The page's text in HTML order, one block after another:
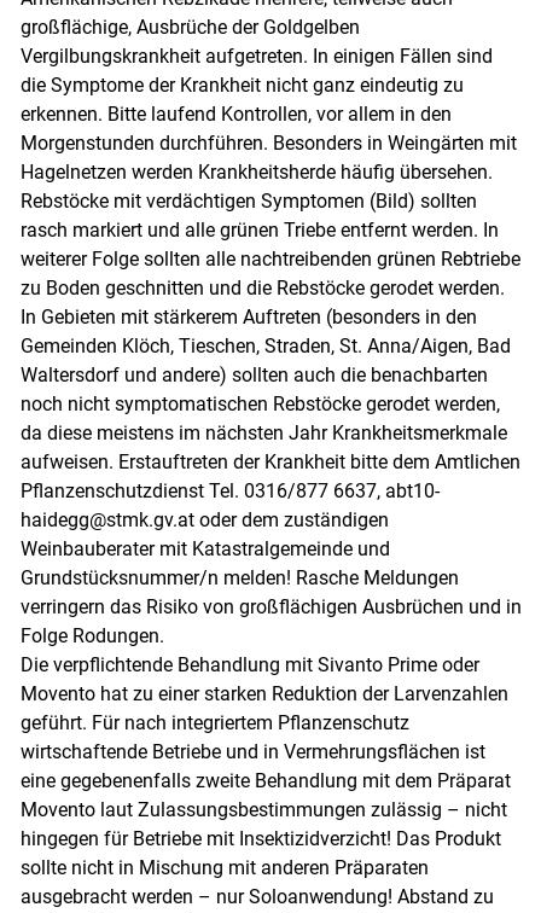
Skip to main content
großflächige, Ausbrüche der Goldgelben
Vergilbungskrankheit aufgetreten. In einigen Fällen sind
die Symptome der Krankheit nicht ganz eindeutig zu
erkennen. Bitte laufend Kontrollen, vor allem in den
Morgenstunden durchführen. Besonders in Weingärten mit
Hagelnetzen werden Krankheitsherde häufig übersehen.
Rebstöcke mit verdächtigen Symptomen (Bild) sollten
rasch markiert und alle grünen Triebe entfernt werden. In
weiterer Folge sollten alle nachtreibenden grünen Rebtriebe
zu Boden geschnitten und die Rebstöcke gerodet werden.
In Gebieten mit stärkerem Auftreten (besonders in den
Gemeinden Klöch, Tieschen, Straden, St. Anna/Aigen, Bad
Waltersdorf und andere) sollten auch die benachbarten
noch nicht symptomatischen Rebstöcke gerodet werden,
da diese meistens im nächsten Jahr Krankheitsmerkmale
aufweisen. Erstauftreten der Krankheit bitte dem Amtlichen
Pflanzenschutzdienst Tel. 0316/877 6637, abt10-
haidegg@stmk.gv.at oder dem zuständigen
Weinbauberater mit Katastralgemeinde und
Grundstücksnummer/n melden! Rasche Meldungen
verringern das Risiko von großflächigen Ausbrüchen und in
Folge Rodungen.
Die verpflichtende Behandlung mit Sivanto Prime oder
Movento hat zu einer starken Reduktion der Larvenzahlen
geführt. Für nach integriertem Pflanzenschutz
wirtschaftende Betriebe und in Vermehrungsflächen ist
eine gegebenenfalls zweite Behandlung mit dem Präparat
Movento laut Zulassungsbestimmungen zulässig – nicht
hingegen für Betriebe mit Insektizidverzicht! Das Produkt
sollte nicht in Mischung mit anderen Präparaten
ausgebracht werden – nur Soloanwendung! Abstand zu